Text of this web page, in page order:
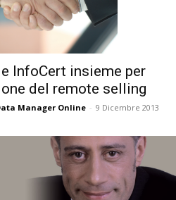
InfoCert insieme per
del remote selling
Manager Online - 9 Dicembre 2013